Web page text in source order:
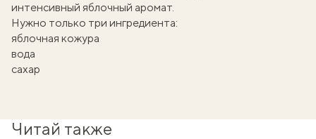
интенсивный яблочный аромат.
Нужно только три ингредиента:
яблочная кожура
вода
сахар
Читай также